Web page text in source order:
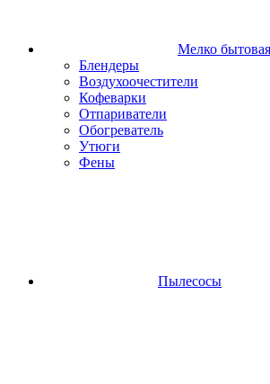
Мелко
Блендеры
Воздухоочестители
Кофеварки
Отпариватели
Обогреватель
Утюги
Фены
Пылесосы